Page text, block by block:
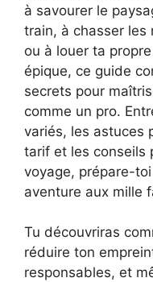
à savourer le
train, à chasser les
ou à louer ta
épique, ce guide
secrets pour
comme un pro.
variés, les astuces
tarif et les conseils
voyage, prépare-
aventure aux mille
Tu découvriras
réduire ton
responsables, et